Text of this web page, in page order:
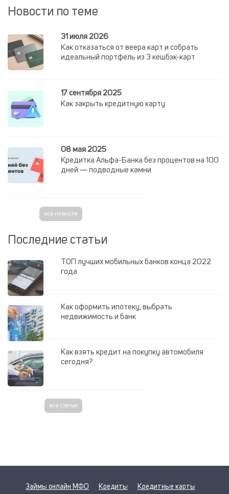
Новости по теме
31 июля 2026
Как отказаться от веера карт и собрать
идеальный портфель из 3 кешбэк-карт
17 сентября 2025
Как закрыть кредитную карту
08 мая 2025
Кредитка Альфа-Банка без процентов на 100
дней — подводные камни
все новости
Последние статьи
ТОП лучших мобильных банков конца 2022
года
Как оформить ипотеку, выбрать
недвижимость и банк
Как взять кредит на покупку автомобиля
сегодня?
все статьи
Займы онлайн МФО Кредиты Кредитные карты